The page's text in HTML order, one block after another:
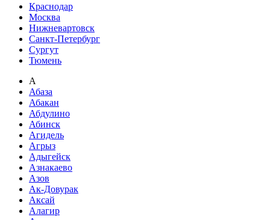
Краснодар
Москва
Нижневартовск
Санкт-Петербург
Сургут
Тюмень
А
Абаза
Абакан
Абдулино
Абинск
Агидель
Агрыз
Адыгейск
Азнакаево
Азов
Ак-Довурак
Аксай
Алагир